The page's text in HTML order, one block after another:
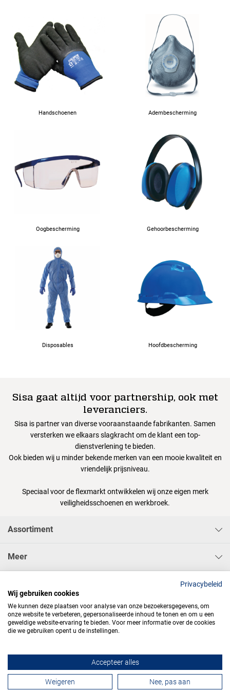
Handschoenen Adembescherming
Oogbescherming Gehoorbescherming
Disposables Hoofdbescherming
Sisa gaat altijd voor partnership, ook met
leveranciers.
Sisa is partner van diverse vooraanstaande fabrikanten. Samen
versterken we elkaars slagkracht om de klant een top-
dienstverlening te bieden.
Ook bieden wij u minder bekende merken van een mooie kwaliteit en
vriendelijk prijsniveau.
Speciaal voor de flexmarkt ontwikkelen wij onze eigen merk
veiligheidsschoenen en werkbroek.
Assortiment
Meer
Algemene voorwaarden Privacy Webdesign
Contactformulier
Privacybeleid
Wij gebruiken cookies
We kunnen deze plaatsen voor analyse van onze bezoekersgegevens, om
onze website te verbeteren, gepersonaliseerde inhoud te tonen en om u een
geweldige website-ervaring te bieden. Voor meer informatie over de cookies
die we gebruiken opent u de instellingen.
Accepteer alles
Weigeren Nee, pas aan